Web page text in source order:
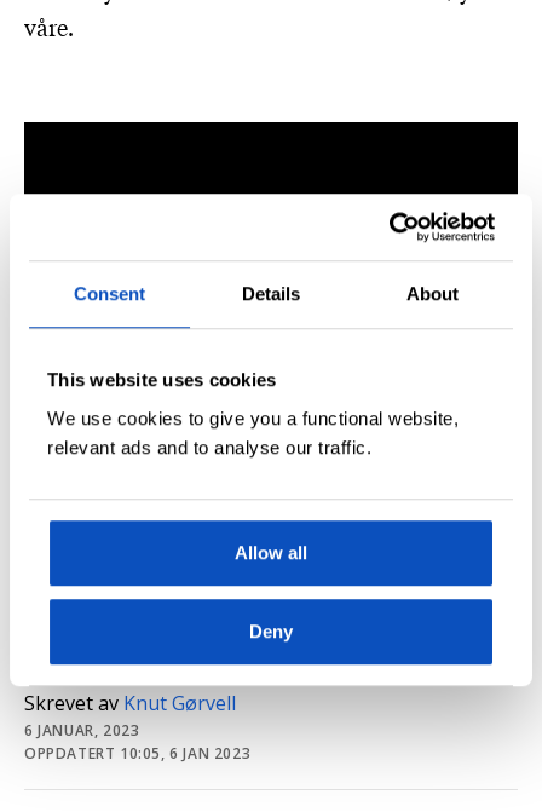
Consent Details About
This website uses cookies
We use cookies to give you a functional website,
relevant ads and to analyse our traffic.
Allow all
Deny
Skrevet av Knut Gørvell
6 JANUAR, 2023
OPPDATERT 10:05, 6 JAN 2023
våre.
Marie Takvam om hvorfor hun tror det er lettere å
røre folk med mørke og sorg enn lys og glede i
dikt.